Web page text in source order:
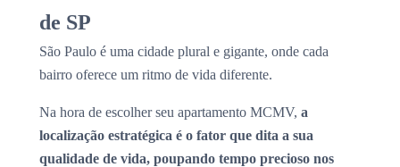
de SP
São Paulo é uma cidade plural e gigante, onde cada
bairro oferece um ritmo de vida diferente.
Na hora de escolher seu apartamento MCMV, a
localização estratégica é o fator que dita a sua
qualidade de vida, poupando tempo precioso nos